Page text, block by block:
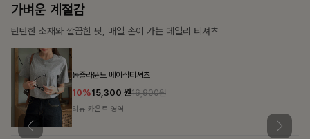
가장 쉬운 코디
특별한 날부터 일상까지 함께하는 룩